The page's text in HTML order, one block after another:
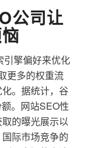
公司让
引擎偏好来优化
更多的权重流
。据统计，谷
。网站SEO性
的曝光展示以
际市场竞争的